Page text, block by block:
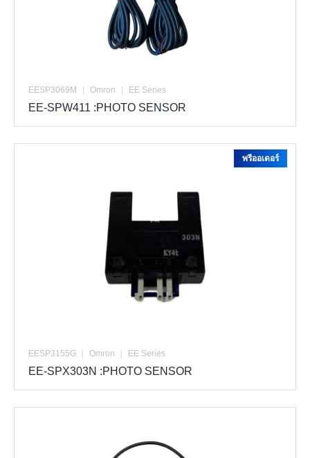
EESP3069M Omron EE Series
EE-SPW411 :PHOTO SENSOR
EESP3155G | Omron | EE Series
EE-SPX303N :PHOTO SENSOR
พรีออเดอร์